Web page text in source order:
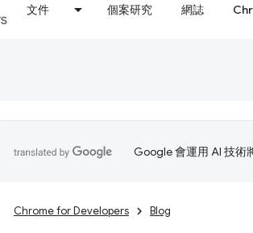
文件 個案研究 網誌
Google 會運用 AI 技術
Chrome for Developers Blog